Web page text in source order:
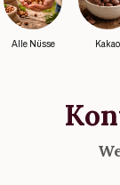
Alle Nüsse Kakao